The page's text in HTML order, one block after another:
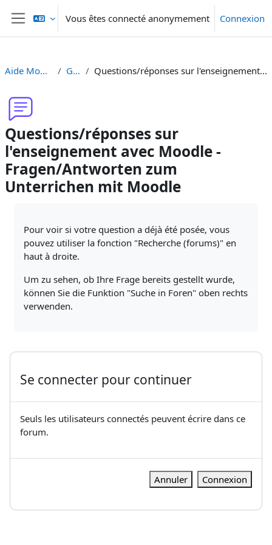
Passer au contenu principal
Panneau latéral
Vous êtes connecté anonymement Connexion
Aide Moodle - Moodle Hilfe Généralités Questions/réponses sur l'enseignement avec Moodle - Fragen/Antworten zum Unterrichen mit Moodle
Questions/réponses sur
l'enseignement avec Moodle -
Fragen/Antworten zum
Unterrichen mit Moodle
Pour voir si votre question a déjà été posée, vous
pouvez utiliser la fonction "Recherche (forums)" en
haut à droite.
Um zu sehen, ob Ihre Frage bereits gestellt wurde,
können Sie die Funktion "Suche in Foren" oben rechts
verwenden.
Se connecter pour continuer
Seuls les utilisateurs connectés peuvent écrire dans ce
forum.
Annuler Connexion